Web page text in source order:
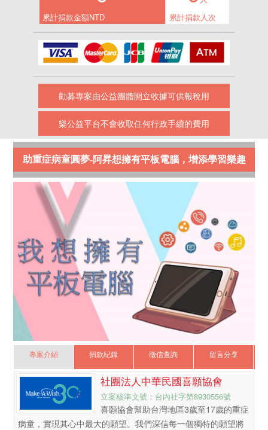
累計捐款金額NTD
累計捐款人次
勸募專案由公益團體開立收據可供報稅用
樂公益平台不會收取任何行政手續的費用
助重症病童圓夢-阿昇想擁有平板電腦，增添學習樂趣
專案介紹 捐款紀錄 徵信查詢 留言分享
社團法人中華民國喜願協會
立案核準文號：台內社字第8930556號
喜願協會幫助台灣地區3歲至17歲的重症
病童，實現其心中最大的願望。我們深信每一個獨特的願望將